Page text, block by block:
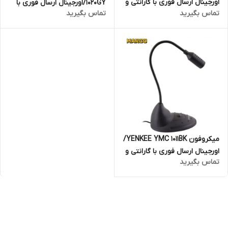
اورجینال ارسال فوری با گارانتی و
ضمانت اصالت کالا
تماس بگیرید
1020GY/اورجینال ارسال فوری با
گارانتی و ضمانت اصالت کالا
تماس بگیرید
میکروفون YENKEE YMC 1011BK/
اورجینال ارسال فوری با گارانتی و
ضمانت اصالت کالا
تماس بگیرید